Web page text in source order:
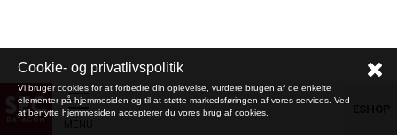
Cookie- og privatlivspolitik
Vi bruger cookies for at forbedre din oplevelse, vurdere brugen af de enkelte
elementer på hjemmesiden og til at støtte markedsføringen af vores services. Ved
at benytte hjemmesiden accepterer du vores brug af cookies.